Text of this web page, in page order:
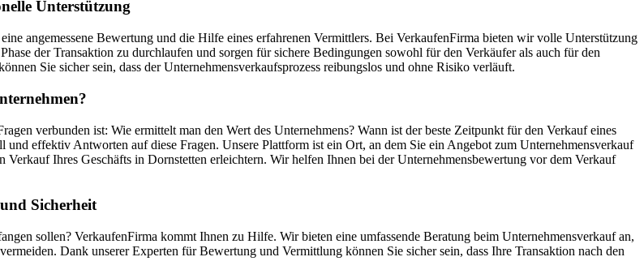
Unterstützung
angemessene Bewertung und die Hilfe eines erfahrenen Vermittlers. Bei VerkaufenFirma bieten wir volle Unterstützung
der Transaktion zu durchlaufen und sorgen für sichere Bedingungen sowohl für den Verkäufer als auch für den
Sie sicher sein, dass der Unternehmensverkaufsprozess reibungslos und ohne Risiko verläuft.
verbunden ist: Wie ermittelt man den Wert des Unternehmens? Wann ist der beste Zeitpunkt für den Verkauf eines
effektiv Antworten auf diese Fragen. Unsere Plattform ist ein Ort, an dem Sie ein Angebot zum Unternehmensverkauf
Ihres Geschäfts in Dornstetten erleichtern. Wir helfen Ihnen bei der Unternehmensbewertung vor dem Verkauf
Sicherheit
sollen? VerkaufenFirma kommt Ihnen zu Hilfe. Wir bieten eine umfassende Beratung beim Unternehmensverkauf an,
Dank unserer Experten für Bewertung und Vermittlung können Sie sicher sein, dass Ihre Transaktion nach den